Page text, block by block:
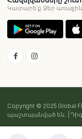
Կատարե՛ք Ձեր առաջին
Copyright © 2025 Global
պաշտպանված են. |
Գաղտնիության